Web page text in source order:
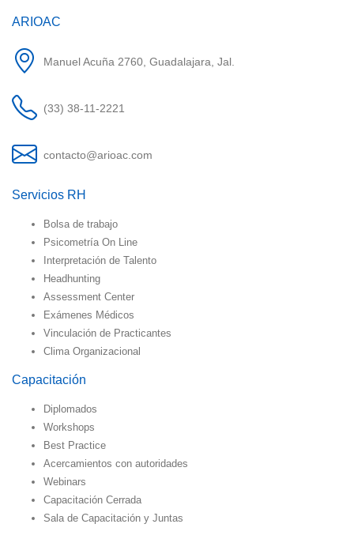
ARIOAC
Manuel Acuña 2760, Guadalajara, Jal.
(33) 38-11-2221
contacto@arioac.com
Servicios RH
Bolsa de trabajo
Psicometría On Line
Interpretación de Talento
Headhunting
Assessment Center
Exámenes Médicos
Vinculación de Practicantes
Clima Organizacional
Capacitación
Diplomados
Workshops
Best Practice
Acercamientos con autoridades
Webinars
Capacitación Cerrada
Sala de Capacitación y Juntas